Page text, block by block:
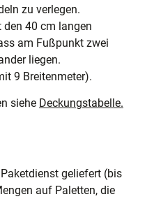
zu verlegen.
40 cm langen
am Fußpunkt zwei
liegen.
9 Breitenmeter).
siehe Deckungstabelle.
geliefert (bis
auf Paletten, die